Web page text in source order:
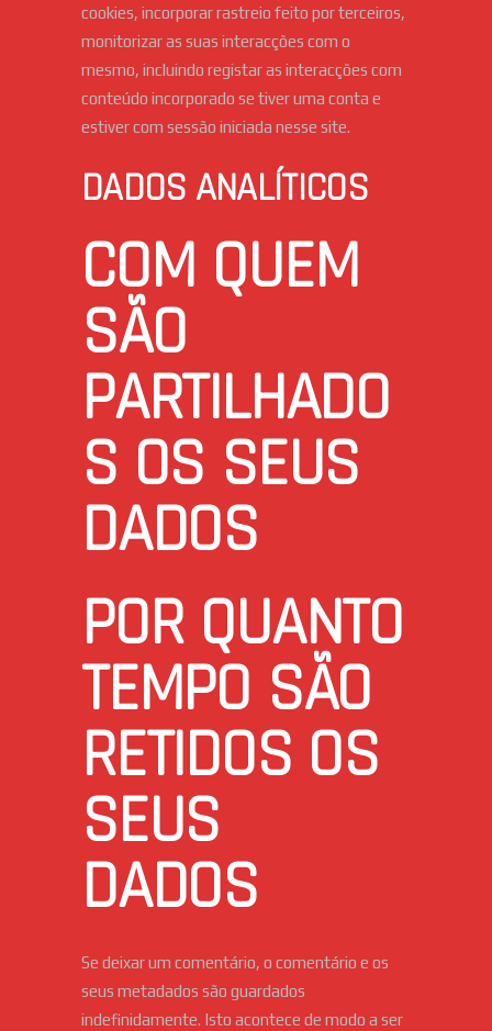
cookies, incorporar rastreio feito por terceiros,
monitorizar as suas interacções com o
mesmo, incluindo registar as interacções com
conteúdo incorporado se tiver uma conta e
estiver com sessão iniciada nesse site.
DADOS ANALÍTICOS
COM QUEM
SÃO
PARTILHADO
S OS SEUS
DADOS
POR QUANTO
TEMPO SÃO
RETIDOS OS
SEUS
DADOS
Se deixar um comentário, o comentário e os
seus metadados são guardados
indefinidamente. Isto acontece de modo a ser